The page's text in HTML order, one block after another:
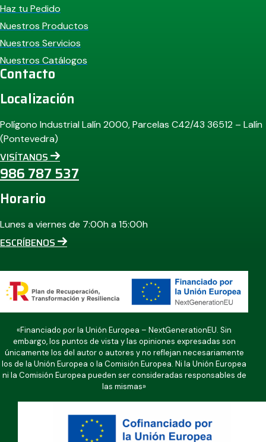
Haz tu Pedido
Nuestros Productos
Nuestros Servicios
Nuestros Catálogos
Contacto
Localización
Polígono Industrial Lalín 2000, Parcelas C42/43 36512 – Lalín
(Pontevedra)
VISÍTANOS
986 787 537
Horario
Lunes a viernes de 7:00h a 15:00h
ESCRÍBENOS
«Financiado por la Unión Europea – NextGenerationEU. Sin
embargo, los puntos de vista y las opiniones expresadas son
únicamente los del autor o autores y no reflejan necesariamente
los de la Unión Europea o la Comisión Europea. Ni la Unión Europea
ni la Comisión Europea pueden ser consideradas responsables de
las mismas»